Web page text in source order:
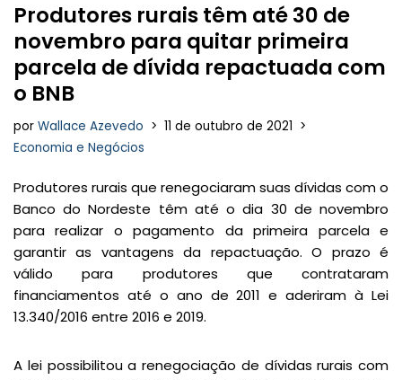
Produtores rurais têm até 30 de
novembro para quitar primeira
parcela de dívida repactuada com
o BNB
por Wallace Azevedo
11 de outubro de 2021
Economia e Negócios
Produtores rurais que renegociaram suas dívidas com o
Banco do Nordeste têm até o dia 30 de novembro
para realizar o pagamento da primeira parcela e
garantir as vantagens da repactuação. O prazo é
válido para produtores que contrataram
financiamentos até o ano de 2011 e aderiram à Lei
13.340/2016 entre 2016 e 2019.
A lei possibilitou a renegociação de dívidas rurais com